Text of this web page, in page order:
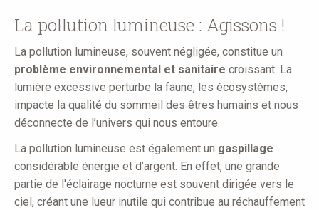
La pollution lumineuse : Agissons !
La pollution lumineuse, souvent négligée, constitue un
problème environnemental et sanitaire croissant. La
lumière excessive perturbe la faune, les écosystèmes,
impacte la qualité du sommeil des êtres humains et nous
déconnecte de l’univers qui nous entoure.
La pollution lumineuse est également un gaspillage
considérable énergie et d’argent. En effet, une grande
partie de l'éclairage nocturne est souvent dirigée vers le
ciel, créant une lueur inutile qui contribue au réchauffement